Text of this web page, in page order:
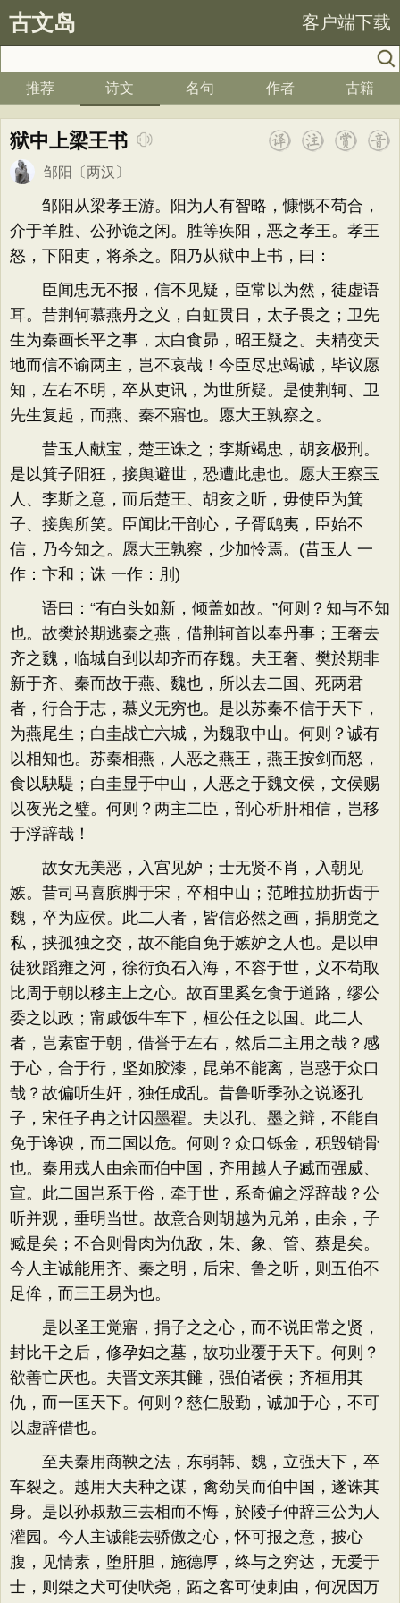
古文岛 客户端下载
推荐 诗文 名句 作者 古籍
狱中上梁王书
邹阳 〔两汉〕
邹阳从梁孝王游。阳为人有智略，慷慨不苟合，
介于羊胜、公孙诡之闲。胜等疾阳，恶之孝王。孝王
怒，下阳吏，将杀之。阳乃从狱中上书，曰：
臣闻忠无不报，信不见疑，臣常以为然，徒虚语
耳。昔荆轲慕燕丹之义，白虹贯日，太子畏之；卫先
生为秦画长平之事，太白食昴，昭王疑之。夫精变天
地而信不谕两主，岂不哀哉！今臣尽忠竭诚，毕议愿
知，左右不明，卒从吏讯，为世所疑。是使荆轲、卫
先生复起，而燕、秦不寤也。愿大王孰察之。
昔玉人献宝，楚王诛之；李斯竭忠，胡亥极刑。
是以箕子阳狂，接舆避世，恐遭此患也。愿大王察玉
人、李斯之意，而后楚王、胡亥之听，毋使臣为箕
子、接舆所笑。臣闻比干剖心，子胥鸱夷，臣始不
信，乃今知之。愿大王孰察，少加怜焉。(昔玉人 一
作：卞和；诛 一作：刖)
语曰：“有白头如新，倾盖如故。”何则？知与不知
也。故樊於期逃秦之燕，借荆轲首以奉丹事；王奢去
齐之魏，临城自刭以却齐而存魏。夫王奢、樊於期非
新于齐、秦而故于燕、魏也，所以去二国、死两君
者，行合于志，慕义无穷也。是以苏秦不信于天下，
为燕尾生；白圭战亡六城，为魏取中山。何则？诚有
以相知也。苏秦相燕，人恶之燕王，燕王按剑而怒，
食以駃騠；白圭显于中山，人恶之于魏文侯，文侯赐
以夜光之璧。何则？两主二臣，剖心析肝相信，岂移
于浮辞哉！
故女无美恶，入宫见妒；士无贤不肖，入朝见
嫉。昔司马喜膑脚于宋，卒相中山；范雎拉肋折齿于
魏，卒为应侯。此二人者，皆信必然之画，捐朋党之
私，挟孤独之交，故不能自免于嫉妒之人也。是以申
徒狄蹈雍之河，徐衍负石入海，不容于世，义不苟取
比周于朝以移主上之心。故百里奚乞食于道路，缪公
委之以政；甯戚饭牛车下，桓公任之以国。此二人
者，岂素宦于朝，借誉于左右，然后二主用之哉？感
于心，合于行，坚如胶漆，昆弟不能离，岂惑于众口
哉？故偏听生奸，独任成乱。昔鲁听季孙之说逐孔
子，宋任子冉之计囚墨翟。夫以孔、墨之辩，不能自
免于谗谀，而二国以危。何则？众口铄金，积毁销骨
也。秦用戎人由余而伯中国，齐用越人子臧而强威、
宣。此二国岂系于俗，牵于世，系奇偏之浮辞哉？公
听并观，垂明当世。故意合则胡越为兄弟，由余，子
臧是矣；不合则骨肉为仇敌，朱、象、管、蔡是矣。
今人主诚能用齐、秦之明，后宋、鲁之听，则五伯不
足侔，而三王易为也。
是以圣王觉寤，捐子之之心，而不说田常之贤，
封比干之后，修孕妇之墓，故功业覆于天下。何则？
欲善亡厌也。夫晋文亲其雠，强伯诸侯；齐桓用其
仇，而一匡天下。何则？慈仁殷勤，诚加于心，不可
以虚辞借也。
至夫秦用商鞅之法，东弱韩、魏，立强天下，卒
车裂之。越用大夫种之谋，禽劲吴而伯中国，遂诛其
身。是以孙叔敖三去相而不悔，於陵子仲辞三公为人
灌园。今人主诚能去骄傲之心，怀可报之意，披心
腹，见情素，堕肝胆，施德厚，终与之穷达，无爱于
士，则桀之犬可使吠尧，跖之客可使刺由，何况因万